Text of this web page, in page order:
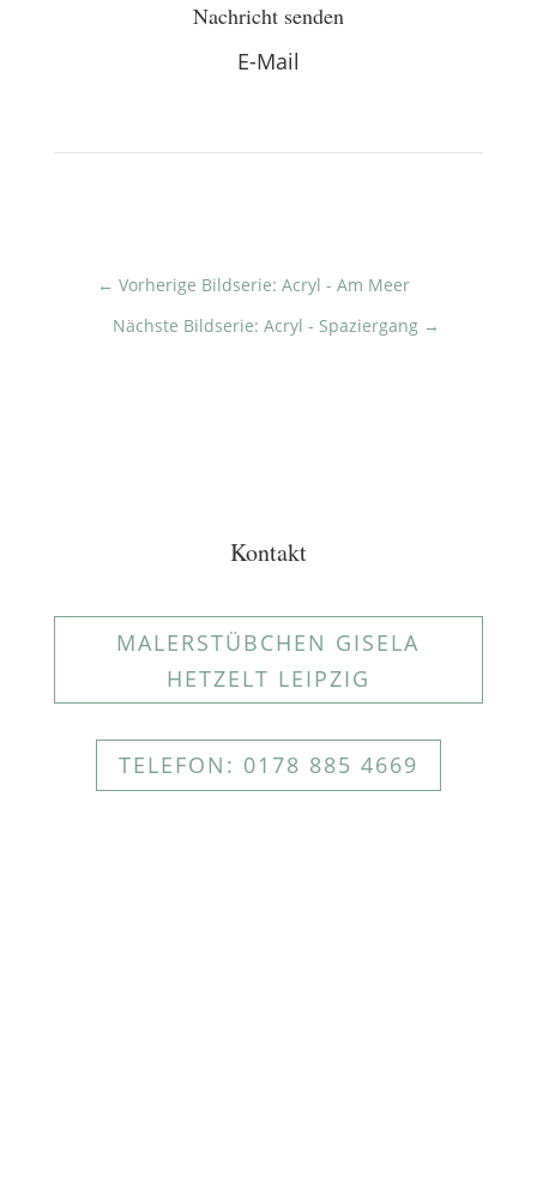
Nachricht senden
E-Mail
← Vorherige Bildserie: Acryl - Am Meer
Nächste Bildserie: Acryl - Spaziergang →
Kontakt
MALERSTÜBCHEN GISELA
HETZELT LEIPZIG
TELEFON: 0178 885 4669